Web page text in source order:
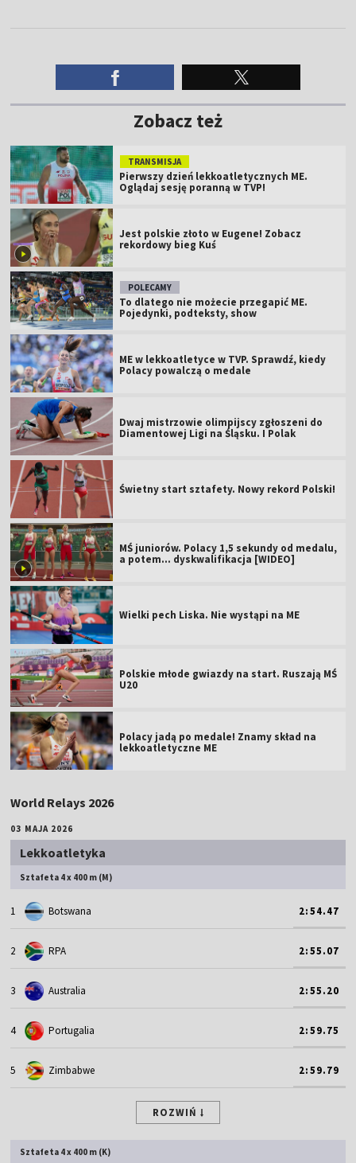
Zobacz też
TRANSMISJA
Pierwszy dzień lekkoatletycznych ME.
Oglądaj sesję poranną w TVP!
Jest polskie złoto w Eugene! Zobacz
rekordowy bieg Kuś
POLECAMY
To dlatego nie możecie przegapić ME.
Pojedynki, podteksty, show
ME w lekkoatletyce w TVP. Sprawdź, kiedy
Polacy powalczą o medale
Dwaj mistrzowie olimpijscy zgłoszeni do
Diamentowej Ligi na Śląsku. I Polak
Świetny start sztafety. Nowy rekord Polski!
MŚ juniorów. Polacy 1,5 sekundy od medalu,
a potem... dyskwalifikacja [WIDEO]
Wielki pech Liska. Nie wystąpi na ME
Polskie młode gwiazdy na start. Ruszają MŚ
U20
Polacy jadą po medale! Znamy skład na
lekkoatletyczne ME
World Relays 2026
03 MAJA 2026
Lekkoatletyka
Sztafeta 4 x 400 m (M)
1 Botswana 2:54.47
2 RPA 2:55.07
3 Australia 2:55.20
4 Portugalia 2:59.75
5 Zimbabwe 2:59.79
ROZWIŃ
Sztafeta 4 x 400 m (K)